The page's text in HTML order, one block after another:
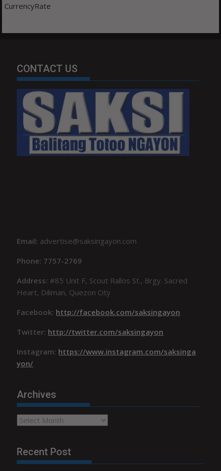
CurrencyRate
CONTACT US
Email: advertise@saksingayon.com
Phone: 7757-2769
Address:#85 Unit F, Scout Rallos St., Brgy. Sacred
Heart, Diliman, Quezon City
Facebook: http://facebook.com/saksingayon
Twitter: http://twitter.com/saksingayon
Instagram: https://www.instagram.com/saksinga
yon/
Archives
Archives
Recent Post